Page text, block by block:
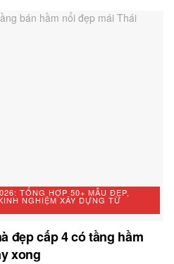
TỔNG HỢP 50+ MẪU ĐẸP,
NGHIỆM XÂY DỰNG TỪ
đẹp cấp 4 có tầng hầm
xong